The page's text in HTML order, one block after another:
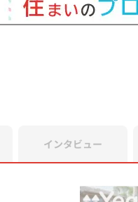
インタビュー